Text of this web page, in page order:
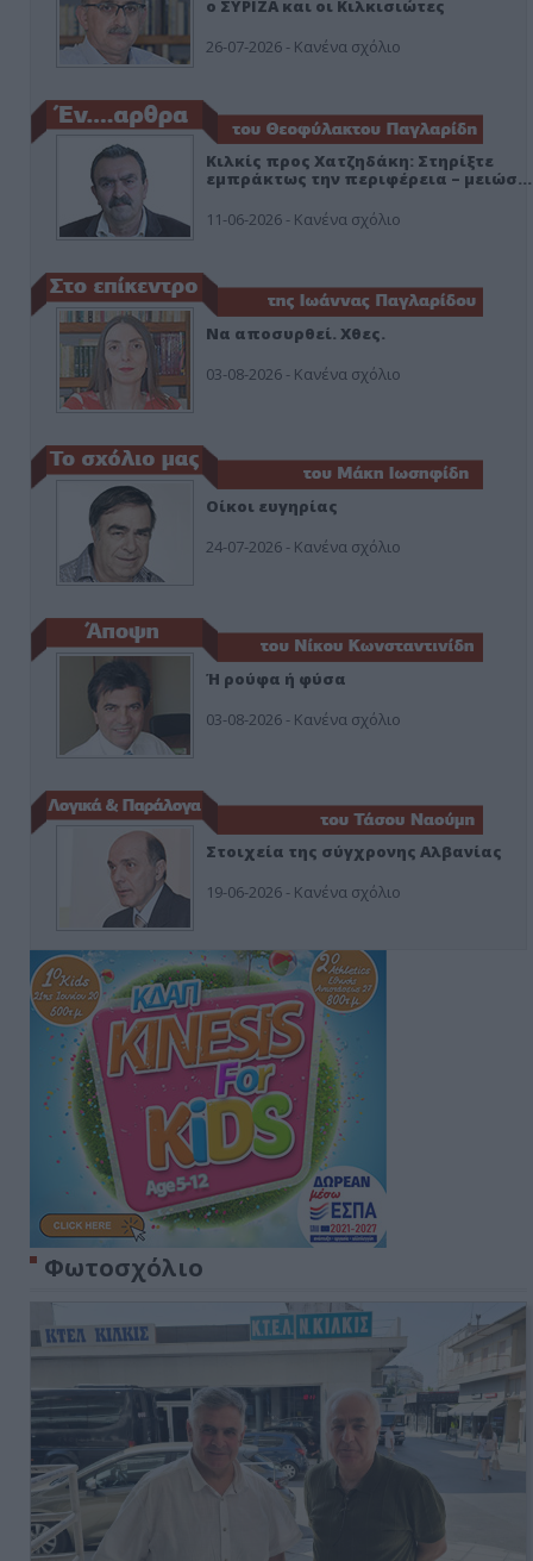
ο ΣΥΡΙΖΑ και οι Κιλκισιώτες
26-07-2026 - Κανένα σχόλιο
Κιλκίς προς Χατζηδάκη: Στηρίξτε
εμπράκτως την περιφέρεια – μειώσ…
11-06-2026 - Κανένα σχόλιο
Να αποσυρθεί. Χθες.
03-08-2026 - Κανένα σχόλιο
Οίκοι ευγηρίας
24-07-2026 - Κανένα σχόλιο
Ή ρούφα ή φύσα
03-08-2026 - Κανένα σχόλιο
Στοιχεία της σύγχρονης Αλβανίας
19-06-2026 - Κανένα σχόλιο
Φωτοσχόλιο